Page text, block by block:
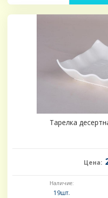
Тарелка
Цена:
Наличие:
19шт.